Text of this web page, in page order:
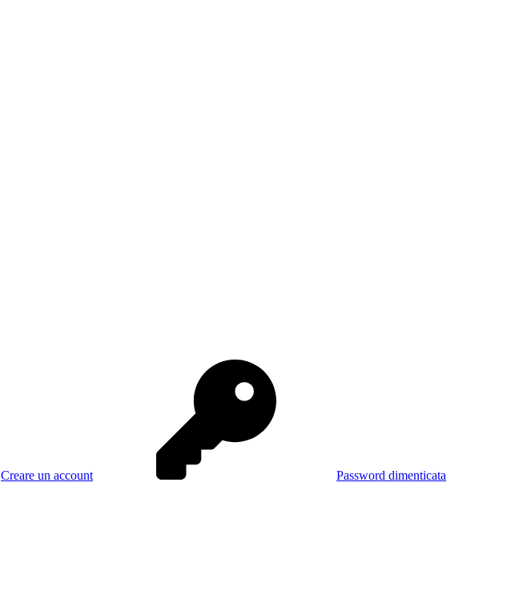
Creare un account Password dimenticata